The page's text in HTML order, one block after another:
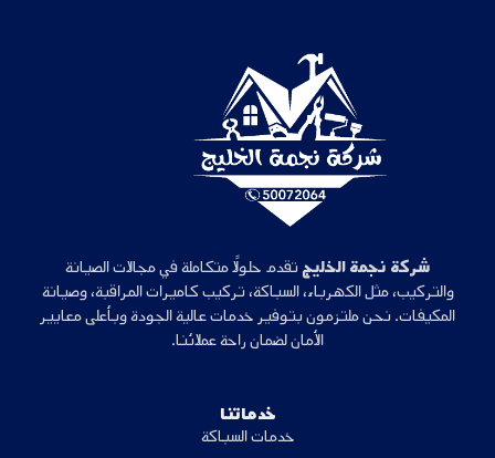
شركة نجمة الخليجتقدم حلولًا متكاملة في مجالات الصيانة
والتركيب، مثل الكهرباء، السباكة، تركيب كاميرات المراقبة، وصيانة
المكيفات. نحن ملتزمون بتوفير خدمات عالية الجودة وبأعلى معايير
الأمان لضمان راحة عملائنا.
خدماتنا
خدمات السباكة